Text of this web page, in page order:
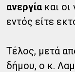
ανεργία και
εντός είτε
Τέλος, μετά
δήμου, ο κ.